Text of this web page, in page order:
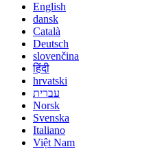
English
dansk
Català
Deutsch
slovenčina
हिंदी
hrvatski
עברית
Norsk
Svenska
Italiano
Việt Nam